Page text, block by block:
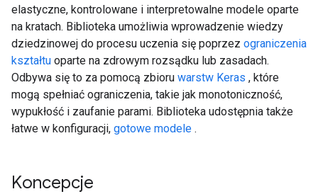
elastyczne, kontrolowane i interpretowalne modele oparte
na kratach. Biblioteka umożliwia wprowadzenie wiedzy
dziedzinowej do procesu uczenia się poprzez ograniczenia
kształtu oparte na zdrowym rozsądku lub zasadach.
Odbywa się to za pomocą zbioru warstw Keras , które
mogą spełniać ograniczenia, takie jak monotoniczność,
wypukłość i zaufanie parami. Biblioteka udostępnia także
łatwe w konfiguracji, gotowe modele .
Koncepcje